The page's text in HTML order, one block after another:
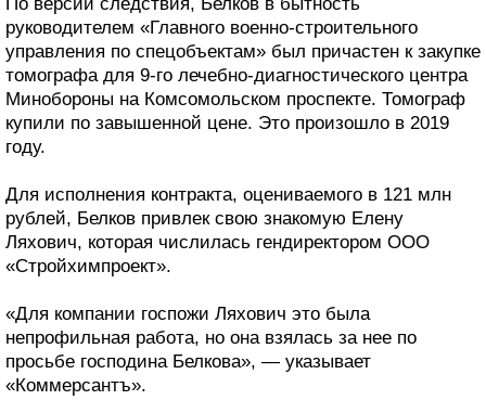
руководителем «Главного военно-строительного
управления по спецобъектам» был причастен к закупке
томографа для 9-го лечебно-диагностического центра
Минобороны на Комсомольском проспекте. Томограф
купили по завышенной цене. Это произошло в 2019
году.
Для исполнения контракта, оцениваемого в 121 млн
рублей, Белков привлек свою знакомую Елену
Ляхович, которая числилась гендиректором ООО
«Стройхимпроект».
«Для компании госпожи Ляхович это была
непрофильная работа, но она взялась за нее по
просьбе господина Белкова», — указывает
«Коммерсантъ».